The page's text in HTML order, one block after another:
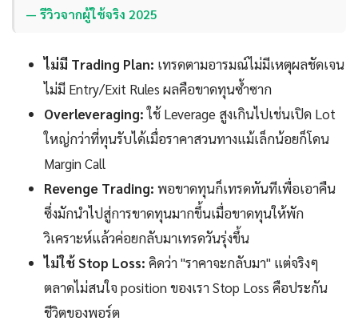
— รีวิวจากผู้ใช้จริง 2025
ไม่มี Trading Plan: เทรดตามอารมณ์ไม่มีเหตุผลชัดเจน
ไม่มี Entry/Exit Rules ผลคือขาดทุนซ้ำซาก
Overleveraging:ใช้ Leverage สูงเกินไปเช่นเปิด Lot
ใหญ่กว่าที่ทุนรับได้เมื่อราคาสวนทางแม้เล็กน้อยก็โดน
Margin Call
Revenge Trading: พอขาดทุนก็เทรดทันทีเพื่อเอาคืน
ซึ่งมักนำไปสู่การขาดทุนมากขึ้นเมื่อขาดทุนให้พัก
วิเคราะห์แล้วค่อยกลับมาเทรดวันรุ่งขึ้น
ไม่ใช้ Stop Loss: คิดว่า "ราคาจะกลับมา" แต่จริงๆ
ตลาดไม่สนใจ position ของเรา Stop Loss คือประกัน
ชีวิตของพอร์ต